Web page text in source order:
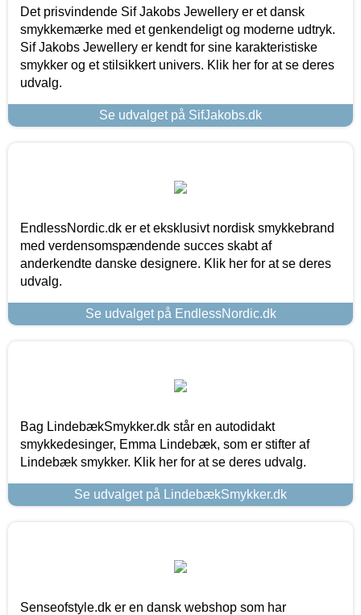
Det prisvindende Sif Jakobs Jewellery er et dansk
smykkemærke med et genkendeligt og moderne udtryk.
Sif Jakobs Jewellery er kendt for sine karakteristiske
smykker og et stilsikkert univers. Klik her for at se deres
udvalg.
Se udvalget på SifJakobs.dk
EndlessNordic.dk er et eksklusivt nordisk smykkebrand
med verdensomspændende succes skabt af
anderkendte danske designere. Klik her for at se deres
udvalg.
Se udvalget på EndlessNordic.dk
Bag LindebækSmykker.dk står en autodidakt
smykkedesinger, Emma Lindebæk, som er stifter af
Lindebæk smykker. Klik her for at se deres udvalg.
Se udvalget på LindebækSmykker.dk
Senseofstyle.dk er en dansk webshop som har